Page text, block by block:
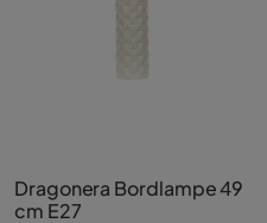
Dragonera Bordlampe 49
cm E27